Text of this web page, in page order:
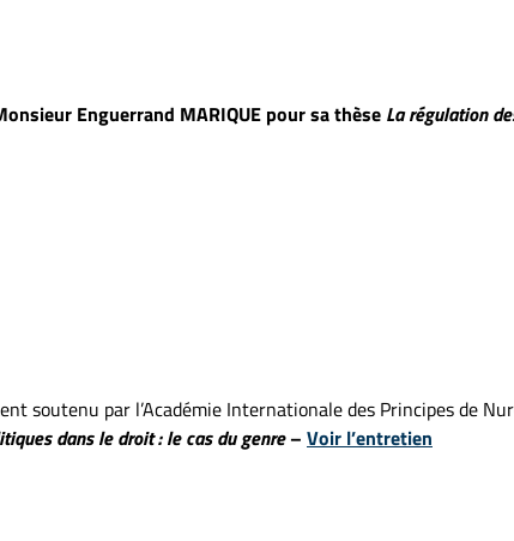
Enguerrand MARIQUE pour sa thèse La régulation
soutenu par l’Académie Internationale des Principes de
dans le droit : le cas du genre– Voir l’entretien